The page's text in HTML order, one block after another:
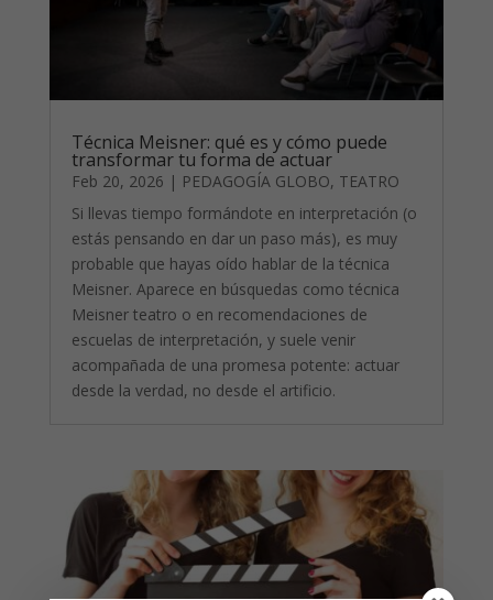
Técnica Meisner: qué es y cómo puede
transformar tu forma de actuar
Feb 20, 2026 | PEDAGOGÍA GLOBO, TEATRO
Si llevas tiempo formándote en interpretación (o
estás pensando en dar un paso más), es muy
probable que hayas oído hablar de la técnica
Meisner. Aparece en búsquedas como técnica
Meisner teatro o en recomendaciones de
escuelas de interpretación, y suele venir
acompañada de una promesa potente: actuar
desde la verdad, no desde el artificio.